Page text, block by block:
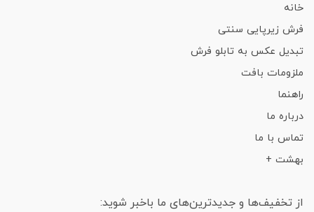
خانه
فرش زیرپایی سنتی
تبدیل عکس به تابلو فرش
ملزومات بافت
راهنما
درباره ما
تماس با ما
بهشت +
از تخفیف‌ها و جدیدترین‌های ما باخبر شوید: